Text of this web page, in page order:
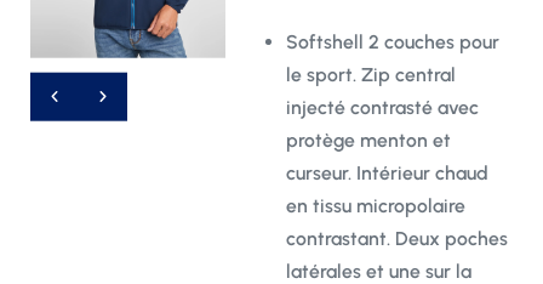
Softshell 2 couches pour
le sport. Zip central
injecté contrasté avec
protège menton et
curseur. Intérieur chaud
en tissu micropolaire
contrastant. Deux poches
latérales et une sur la